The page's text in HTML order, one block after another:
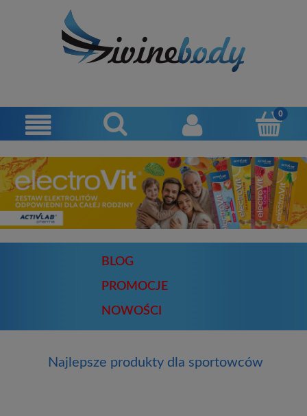
BLOG
PROMOCJE
NOWOŚCI
Najlepsze produkty dla sportowców